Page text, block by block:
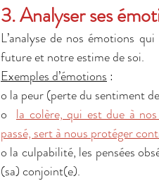
3. Analyser ses
L’analyse de nos émotions
future et notre estime de soi.
Exemples d’émotions :
o la peur (perte du sentiment
o la colère, qui est due à
passé, sert à nous protéger
o la culpabilité, les pensées
(sa) conjoint(e).